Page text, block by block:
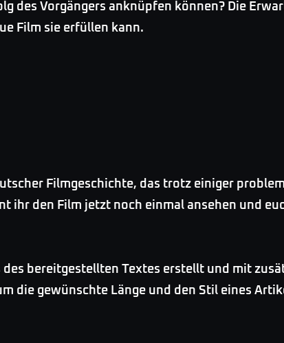
des Vorgängers anknüpfen können? Die
Film sie erfüllen kann.
Filmgeschichte, das trotz einiger
ihr den Film jetzt noch einmal ansehen und
des bereitgestellten Textes erstellt und mit
die gewünschte Länge und den Stil eines